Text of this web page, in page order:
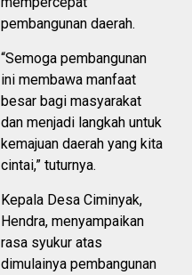
pembangunan daerah.
“Semoga pembangunan
ini membawa manfaat
besar bagi masyarakat
dan menjadi langkah untuk
kemajuan daerah yang kita
cintai,” tuturnya.
Kepala Desa Ciminyak,
Hendra, menyampaikan
rasa syukur atas
dimulainya pembangunan